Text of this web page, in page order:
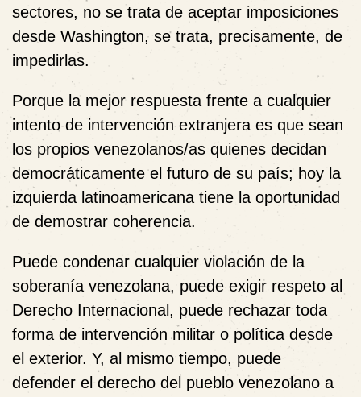
sectores, no se trata de aceptar imposiciones
desde Washington, se trata, precisamente, de
impedirlas.
Porque la mejor respuesta frente a cualquier
intento de intervención extranjera es que sean
los propios venezolanos/as quienes decidan
democráticamente el futuro de su país; hoy la
izquierda latinoamericana tiene la oportunidad
de demostrar coherencia.
Puede condenar cualquier violación de la
soberanía venezolana, puede exigir respeto al
Derecho Internacional, puede rechazar toda
forma de intervención militar o política desde
el exterior. Y, al mismo tiempo, puede
defender el derecho del pueblo venezolano a